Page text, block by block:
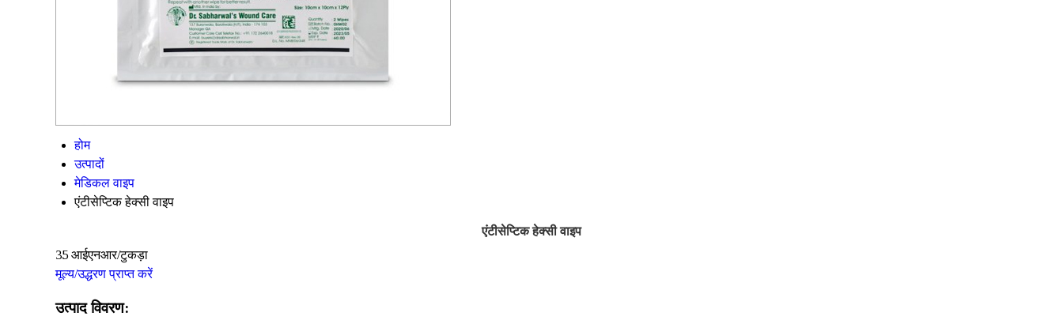
होम
उत्पादों
मेडिकल वाइप
एंटीसेप्टिक हेक्सी वाइप
एंटीसेप्टिक हेक्सी वाइप
35 आईएनआर/टुकड़ा
मूल्य/उद्धरण प्राप्त करें
उत्पाद विवरण: